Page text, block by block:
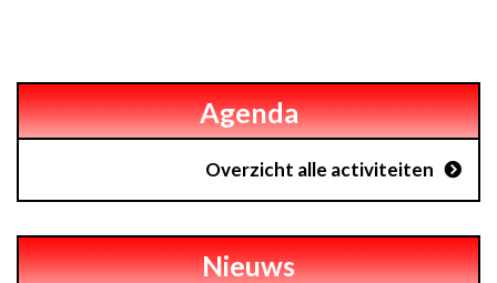
Agenda
Overzicht alle activiteiten
Nieuws